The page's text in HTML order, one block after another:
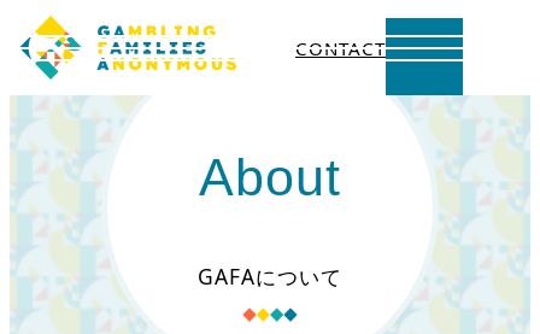
容
ス
キ
プ
CONTACT
About
GAFAについて